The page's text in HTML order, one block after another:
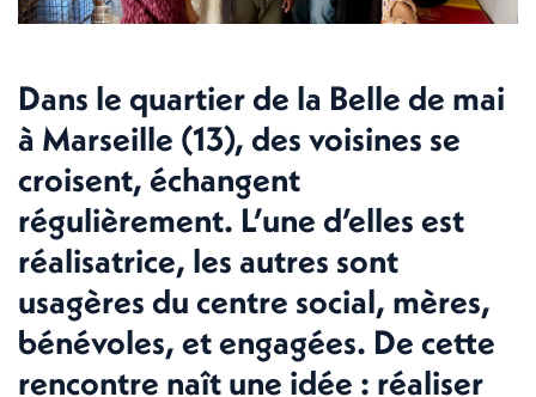
Dans le quartier de la Belle de mai
à Marseille (13), des voisines se
croisent, échangent
régulièrement. L’une d’elles est
réalisatrice, les autres sont
usagères du centre social, mères,
bénévoles, et engagées. De cette
rencontre naît une idée : réaliser